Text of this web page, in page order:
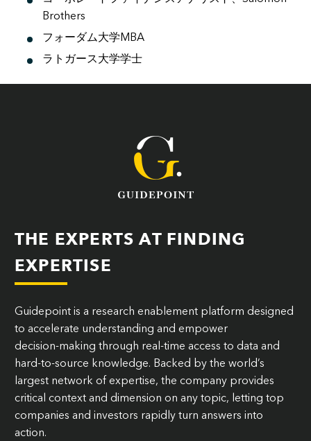
Brothers
フォーダム大学MBA
ラトガース大学学士
THE EXPERTS AT FINDING
EXPERTISE
Guidepoint is a research enablement platform designed
to accelerate understanding and empower
decision‑making through real-time access to data and
hard-to-source knowledge. Backed by the world’s
largest network of expertise, the company provides
critical context and dimension on any topic, letting top
companies and investors rapidly turn answers into
action.